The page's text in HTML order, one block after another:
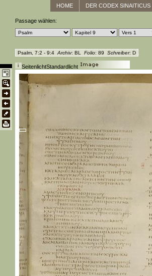
HOME DER CODEX SINAITICUS
Passage wählen:
Psalm, 7:2 - 9:4 Archiv: BL Folio: 89 Schreiber: D
SeitenlichtStandardlicht